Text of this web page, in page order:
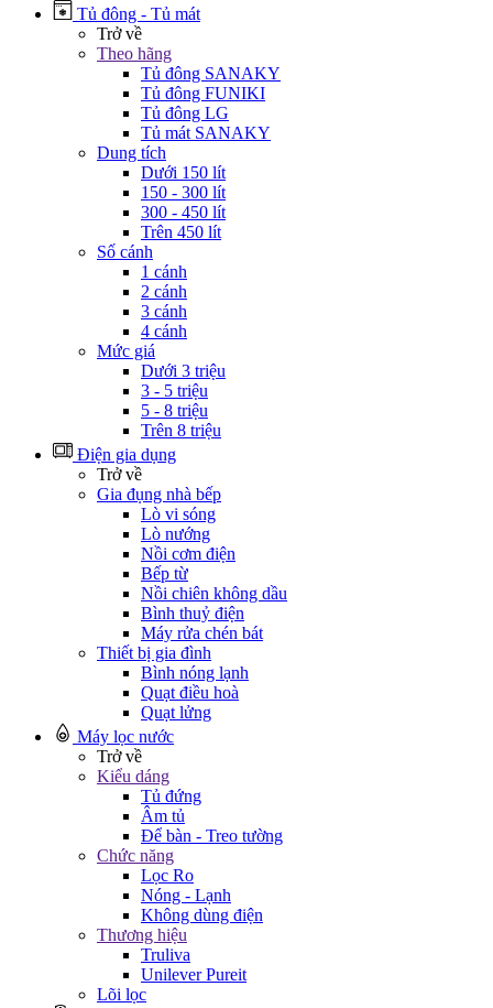
Tủ đông - Tủ mát
Trở về
Theo hãng
Tủ đông SANAKY
Tủ đông FUNIKI
Tủ đông LG
Tủ mát SANAKY
Dung tích
Dưới 150 lít
150 - 300 lít
300 - 450 lít
Trên 450 lít
Số cánh
1 cánh
2 cánh
3 cánh
4 cánh
Mức giá
Dưới 3 triệu
3 - 5 triệu
5 - 8 triệu
Trên 8 triệu
Điện gia dụng
Trở về
Gia đụng nhà bếp
Lò vi sóng
Lò nướng
Nồi cơm điện
Bếp từ
Nồi chiên không dầu
Bình thuỷ điện
Máy rửa chén bát
Thiết bị gia đình
Bình nóng lạnh
Quạt điều hoà
Quạt lửng
Máy lọc nước
Trở về
Kiểu dáng
Tủ đứng
Âm tủ
Để bàn - Treo tường
Chức năng
Lọc Ro
Nóng - Lạnh
Không dùng điện
Thương hiệu
Truliva
Unilever Pureit
Lõi lọc